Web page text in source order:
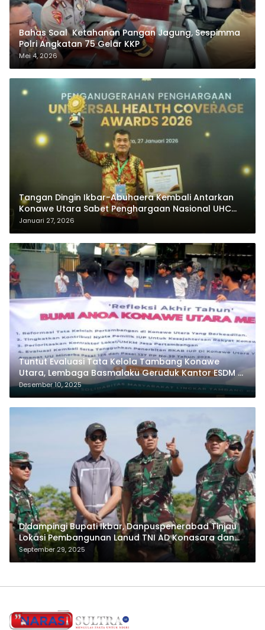
Bahas Soal Ketahanan Pangan Jagung, Sespimma
Polri Angkatan 75 Gelar KKP
Mei 4, 2026
Tangan Dingin Ikbar-Abuhaera Kembali Antarkan
Konawe Utara Sabet Penghargaan Nasional UHC
Award 2026
Januari 27, 2026
Tuntut Evaluasi Tata Kelola Tambang Konawe
Utara, Lembaga Basmalaku Geruduk Kantor ESDM RI
dan PT.Antam
Desember 10, 2025
Didampingi Bupati Ikbar, Danpuspenerabad Tinjau
Lokasi Pembangunan Lanud TNI AD Konasara dan
Skadron 22 Sena
September 29, 2025